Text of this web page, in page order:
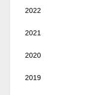
2022
2021
2020
2019